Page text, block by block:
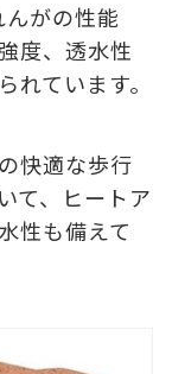
がの性能
度、透水性
ています。
快適な歩行
て、ヒートア
性も備えて